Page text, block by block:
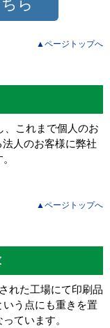
ら
▲ページトップへ
、これまで個人のお
人のお客様に弊社
▲ページトップへ
れた工場にて印刷品
う点にも重きを置
ています。